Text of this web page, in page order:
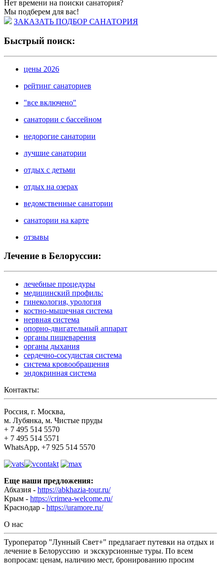
Нет времени на поиски санатория?
Мы подберем для вас!
ЗАКАЗАТЬ ПОДБОР САНАТОРИЯ
Быстрый поиск:
цены 2026
рейтинг санаториев
"все включено"
санатории с бассейном
недорогие санатории
лучшие санатории
отдых с детьми
отдых на озерах
ведомственные санатории
санатории на карте
отзывы
Лечение в Белоруссии:
лечебные процедуры
медицинский профиль:
гинекология, урология
костно-мышечная система
нервная система
опорно-двигательный аппарат
органы пищеварения
органы дыхания
сердечно-сосудистая система
система кровообращения
эндокринная система
Контакты:
Россия, г. Москва,
м. Лубянка, м. Чистые пруды
+ 7 495 514 5570
+ 7 495 514 5571
WhatsApp, +7 925 514 5570
Еще наши предложения:
Абхазия - https://abkhazia-tour.ru/
Крым - https://crimea-welcome.ru/
Краснодар - https://uramore.ru/
О нас
Туроператор "Лунный Свет+" предлагает путевки на отдых и
лечение в Белоруссию и экскурсионные туры. По всем
вопросам: ценам, наличию мест, бронированию просим